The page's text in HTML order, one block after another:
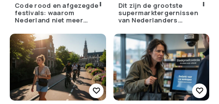
Code rood en afgezegde
festivals: waarom
Nederland niet meer
Dit zijn de grootste
supermarktergernissen
van Nederlanders